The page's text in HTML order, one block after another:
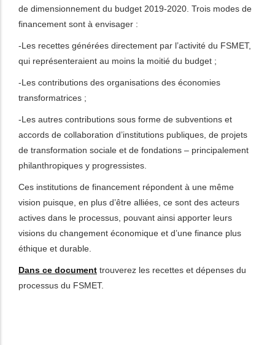
de dimensionnement du budget 2019-2020. Trois modes de
financement sont à envisager :
-Les recettes générées directement par l’activité du FSMET,
qui représenteraient au moins la moitié du budget ;
-Les contributions des organisations des économies
transformatrices ;
-Les autres contributions sous forme de subventions et
accords de collaboration d’institutions publiques, de projets
de transformation sociale et de fondations – principalement
philanthropiques y progressistes.
Ces institutions de financement répondent à une même
vision puisque, en plus d’être alliées, ce sont des acteurs
actives dans le processus, pouvant ainsi apporter leurs
visions du changement économique et d’une finance plus
éthique et durable.
Dans ce document trouverez les recettes et dépenses du
processus du FSMET.